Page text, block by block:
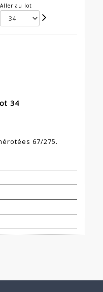
Aller au lot
34
67/275.